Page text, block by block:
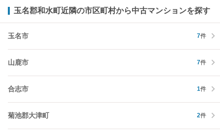
玉名郡和水町近隣の市区町村から中古マンションを探す
玉名市 7件
山鹿市 7件
合志市 1件
菊池郡大津町 2件